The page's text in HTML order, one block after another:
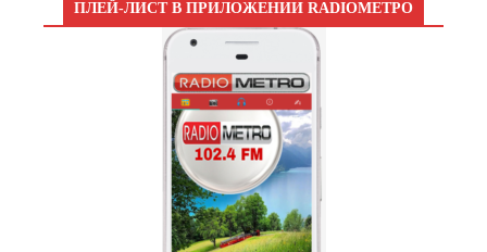
ПЛЕЙ-ЛИСТ В ПРИЛОЖЕНИИ RADIOМЕТРО